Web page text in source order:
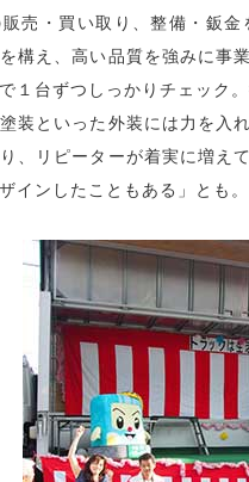
売・買い取り、整備・鈑金
構え、高い品質を強みに事
１台ずつしっかりチェック
装といった外装には力を入
、リピーターが着実に増え
インしたこともある」とも。